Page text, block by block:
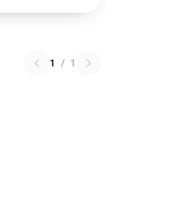
1 / 1